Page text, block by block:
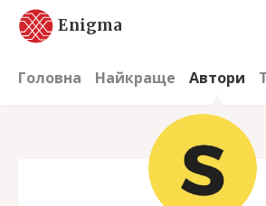
Enigma
Головна Найкраще Автори